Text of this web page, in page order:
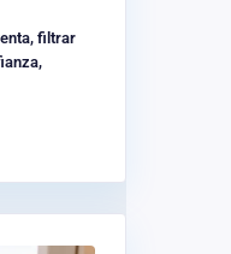
filtrar